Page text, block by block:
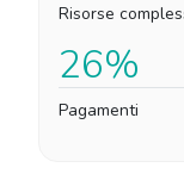
Risorse
26%
Pagamenti